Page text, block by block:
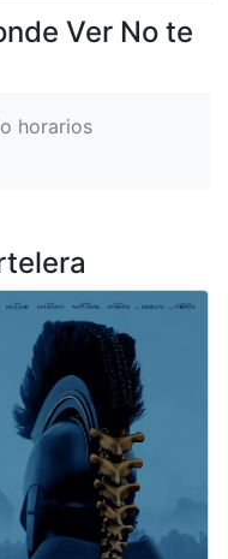
Ver No te
horarios